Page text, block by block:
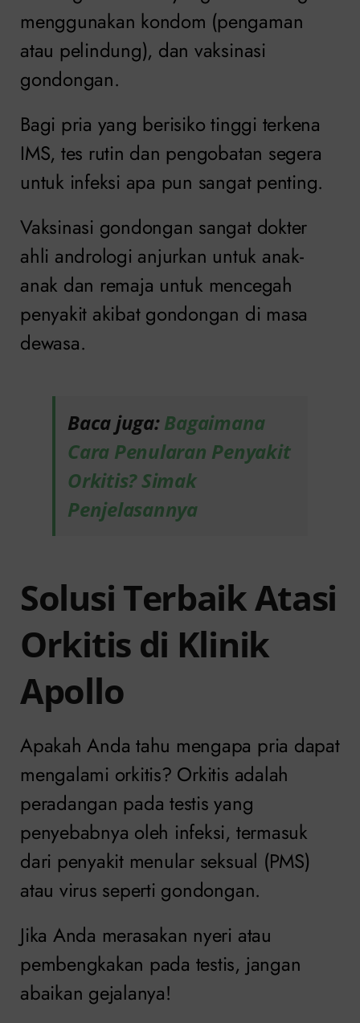
menggunakan kondom (pengaman
atau pelindung), dan vaksinasi
gondongan.
Bagi pria yang berisiko tinggi terkena
IMS, tes rutin dan pengobatan segera
untuk infeksi apa pun sangat penting.
Vaksinasi gondongan sangat dokter
ahli andrologi anjurkan untuk anak-
anak dan remaja untuk mencegah
penyakit akibat gondongan di masa
dewasa.
Baca juga:Bagaimana
Cara Penularan Penyakit
Orkitis? Simak
Penjelasannya
Solusi Terbaik Atasi
Orkitis di Klinik
Apollo
Apakah Anda tahu mengapa pria dapat
mengalami orkitis? Orkitis adalah
peradangan pada testis yang
penyebabnya oleh infeksi, termasuk
dari penyakit menular seksual (PMS)
atau virus seperti gondongan.
Jika Anda merasakan nyeri atau
pembengkakan pada testis, jangan
abaikan gejalanya!